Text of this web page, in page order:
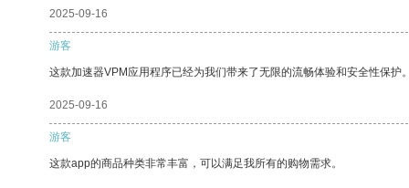
2025-09-16
游客
这款加速器VPM应用程序已经为我们带来了无限的流畅体验和安全性保护
2025-09-16
游客
这款app的商品种类非常丰富，可以满足我所有的购物需求。